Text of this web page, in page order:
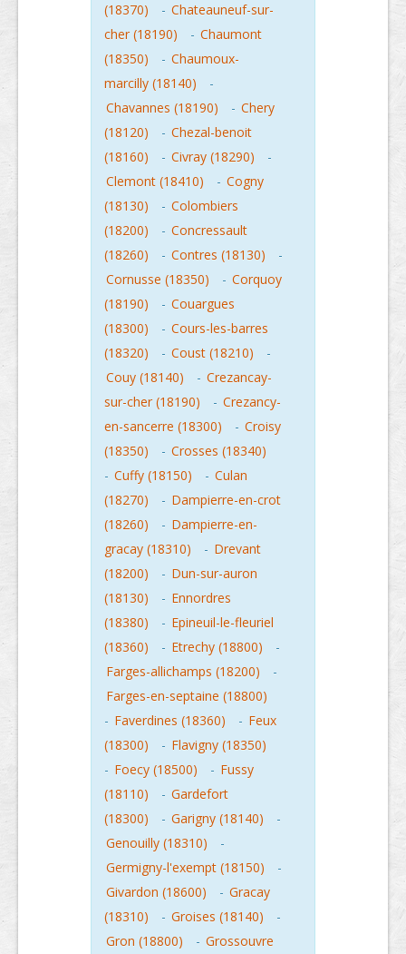
(18370)
- Chateauneuf-sur-
cher (18190)
- Chaumont
(18350)
- Chaumoux-
marcilly (18140)
-
Chavannes (18190)
- Chery
(18120)
- Chezal-benoit
(18160)
- Civray (18290)
-
Clemont (18410)
- Cogny
(18130)
- Colombiers
(18200)
- Concressault
(18260)
- Contres (18130)
-
Cornusse (18350)
- Corquoy
(18190)
- Couargues
(18300)
- Cours-les-barres
(18320)
- Coust (18210)
-
Couy (18140)
- Crezancay-
sur-cher (18190)
- Crezancy-
en-sancerre (18300)
- Croisy
(18350)
- Crosses (18340)
- Cuffy (18150) - Culan
(18270)
- Dampierre-en-crot
(18260)
- Dampierre-en-
gracay (18310)
- Drevant
(18200)
- Dun-sur-auron
(18130)
- Ennordres
(18380)
- Epineuil-le-fleuriel
(18360)
- Etrechy (18800)
-
Farges-allichamps (18200)
-
Farges-en-septaine (18800)
- Faverdines (18360) - Feux
(18300)
- Flavigny (18350)
- Foecy (18500) - Fussy
(18110)
- Gardefort
(18300)
- Garigny (18140)
-
Genouilly (18310)
-
Germigny-l'exempt (18150)
-
Givardon (18600)
- Gracay
(18310)
- Groises (18140)
-
Gron (18800)
- Grossouvre